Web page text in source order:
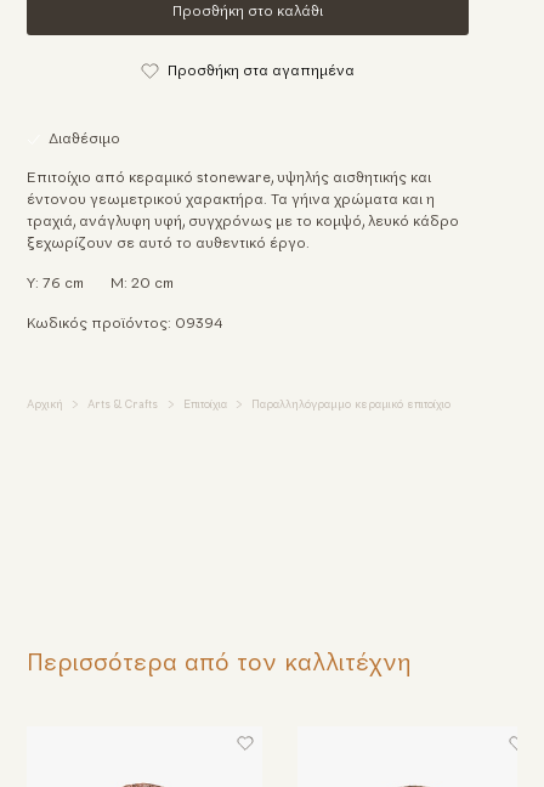
Προσθήκη στο καλάθι
Προσθήκη στα αγαπημένα
Διαθέσιμο
Επιτοίχιο από κεραμικό stoneware, υψηλής αισθητικής και
έντονου γεωμετρικού χαρακτήρα. Τα γήινα χρώματα και η
τραχιά, ανάγλυφη υφή, συγχρόνως με το κομψό, λευκό κάδρο
ξεχωρίζουν σε αυτό το αυθεντικό έργο.
Υ: 76 cm Μ: 20 cm
Κωδικός προϊόντος: 09394
Αρχική Arts & Crafts Επιτοίχια Παραλληλόγραμμο κεραμικό επιτοίχιο
Περισσότερα από τον καλλιτέχνη